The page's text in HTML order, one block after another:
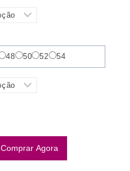
48 50 52 54
Comprar Agora